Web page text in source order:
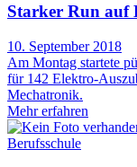
Starker Run auf
10. September 2018
Am Montag startete
für 142 Elektro-
Mechatronik.
Mehr erfahren
Berufsschule